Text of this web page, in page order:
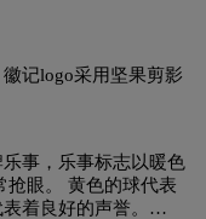
果汁logo设计
记logo采用坚果剪影
事，乐事标志以暖色
抢眼。 黄色的球代表
着良好的声誉。